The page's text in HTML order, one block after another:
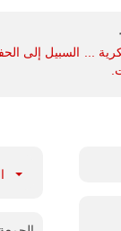
... السبيل إلى